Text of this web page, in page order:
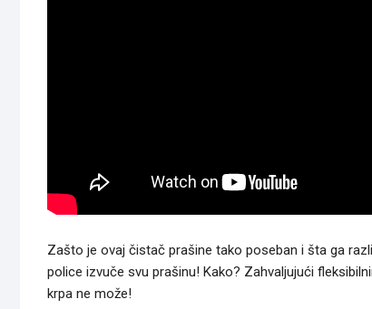
Zašto je ovaj čistač prašine tako poseban i šta ga
police izvuče svu prašinu! Kako? Zahvaljujući
krpa ne može!